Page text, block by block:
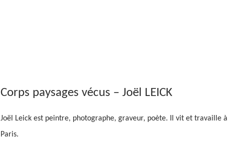
Corps paysages vécus – Joël LEICK
Joël Leick est peintre, photographe, graveur, poète. Il vit et travaille à
Paris.